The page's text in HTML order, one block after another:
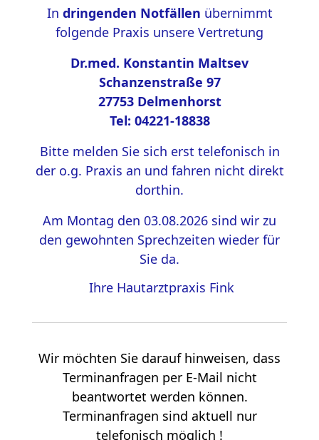
In dringenden Notfällen übernimmt
folgende Praxis unsere Vertretung
Dr.med. Konstantin Maltsev
Schanzenstraße 97
27753 Delmenhorst
Tel: 04221-18838
Bitte melden Sie sich erst telefonisch in
der o.g. Praxis an und fahren nicht direkt
dorthin.
Am Montag den 03.08.2026 sind wir zu
den gewohnten Sprechzeiten wieder für
Sie da.
Ihre Hautarztpraxis Fink
Wir möchten Sie darauf hinweisen, dass
Terminanfragen per E-Mail nicht
beantwortet werden können.
Terminanfragen sind aktuell nur
telefonisch möglich !